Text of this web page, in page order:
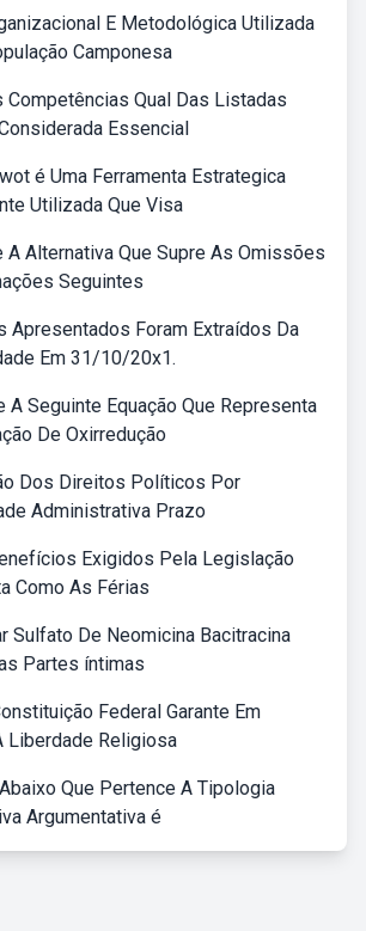
E Metodológica Utilizada
Camponesa
Competências Qual Das Listadas
Essencial
é Uma Ferramenta Estrategica
Utilizada Que Visa
A Alternativa Que Supre As Omissões
Seguintes
Apresentados Foram Extraídos Da
Em 31/10/20x1.
A Seguinte Equação Que Representa
De Oxirredução
Dos Direitos Políticos Por
Administrativa Prazo
Exigidos Pela Legislação
Como As Férias
Sulfato De Neomicina Bacitracina
Partes íntimas
Federal Garante Em
Liberdade Religiosa
Que Pertence A Tipologia
Argumentativa é